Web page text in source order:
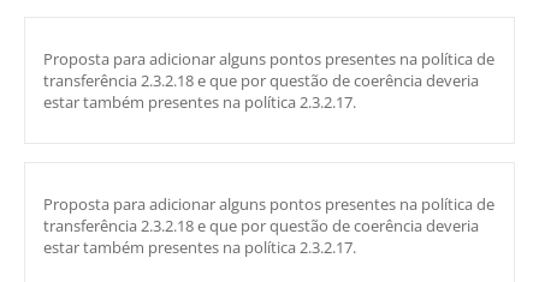
Proposta para adicionar alguns pontos presentes na política de
transferência 2.3.2.18 e que por questão de coerência deveria
estar também presentes na política 2.3.2.17.
Proposta para adicionar alguns pontos presentes na política de
transferência 2.3.2.18 e que por questão de coerência deveria
estar também presentes na política 2.3.2.17.